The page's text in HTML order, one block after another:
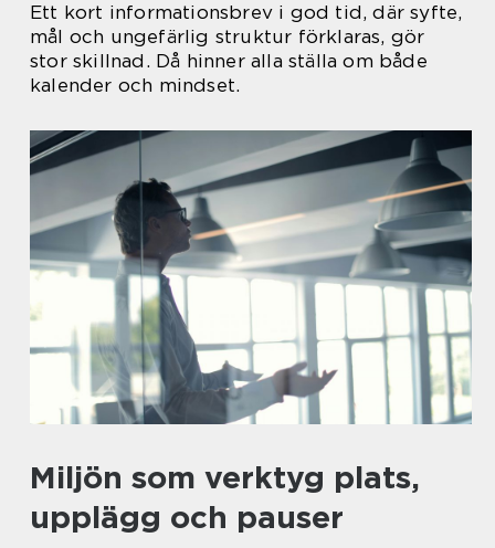
Ett kort informationsbrev i god tid, där syfte,
mål och ungefärlig struktur förklaras, gör
stor skillnad. Då hinner alla ställa om både
kalender och mindset.
Miljön som verktyg plats,
upplägg och pauser